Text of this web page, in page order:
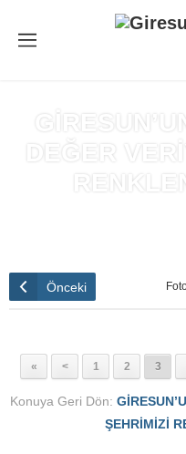
DEĞER
Önceki
« < 1 2 3
Konuya Geri Dön:
ŞEHRİMİZİ